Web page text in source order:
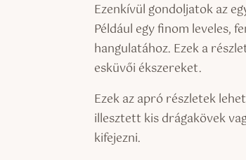
Ezenkívül gondoljatok az
Például egy finom leveles,
hangulatához. Ezek a
esküvői ékszereket.
Ezek az apró részletek
illesztett kis drágakövek
kifejezni.